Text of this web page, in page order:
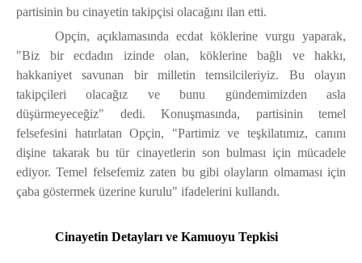
partisinin bu cinayetin takipçisi olacağını ilan etti.
Opçin, açıklamasında ecdat köklerine vurgu yaparak,
"Biz bir ecdadın izinde olan, köklerine bağlı ve hakkı,
hakkaniyet savunan bir milletin temsilcileriyiz. Bu olayın
takipçileri olacağız ve bunu gündemimizden asla
düşürmeyeceğiz" dedi. Konuşmasında, partisinin temel
felsefesini hatırlatan Opçin, "Partimiz ve teşkilatımız, canını
dişine takarak bu tür cinayetlerin son bulması için mücadele
ediyor. Temel felsefemiz zaten bu gibi olayların olmaması için
çaba göstermek üzerine kurulu" ifadelerini kullandı.
Cinayetin Detayları ve Kamuoyu Tepkisi